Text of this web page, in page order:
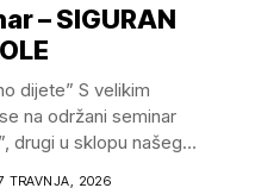
– SIGURAN
dijete” S velikim
na održani seminar
drugi u sklopu našeg
TRAVNJA, 2026